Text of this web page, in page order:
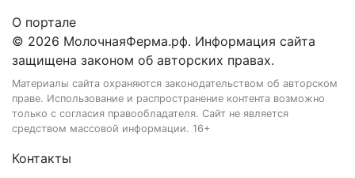
О портале
© 2026 МолочнаяФерма.рф. Информация сайта
защищена законом об авторских правах.
Материалы сайта охраняются законодательством об авторском
праве. Использование и распространение контента возможно
только с согласия правообладателя. Сайт не является
средством массовой информации. 16+
Контакты